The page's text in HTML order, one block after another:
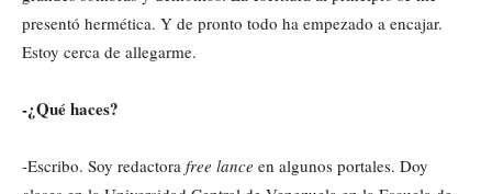
presentó hermética. Y de pronto todo ha empezado a encajar.
Estoy cerca de allegarme.
-¿Qué haces?
-Escribo. Soy redactora free lance en algunos portales. Doy